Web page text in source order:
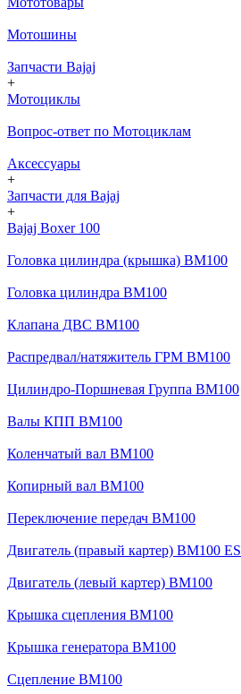
Мотошины
Запчасти Bajaj
+
Мотоциклы
Вопрос-ответ по Мотоциклам
Аксессуары
+
Запчасти для Bajaj
+
Bajaj Boxer 100
Головка цилиндра (крышка) BM100
Головка цилиндра BM100
Клапана ДВС BM100
Распредвал/натяжитель ГРМ BM100
Цилиндро-Поршневая Группа BM100
Валы КПП BM100
Коленчатый вал BM100
Копирный вал BM100
Переключение передач BM100
Двигатель (правый картер) BM100 ES
Двигатель (левый картер) BM100
Крышка сцепления BM100
Крышка генератора BM100
Сцепление BM100